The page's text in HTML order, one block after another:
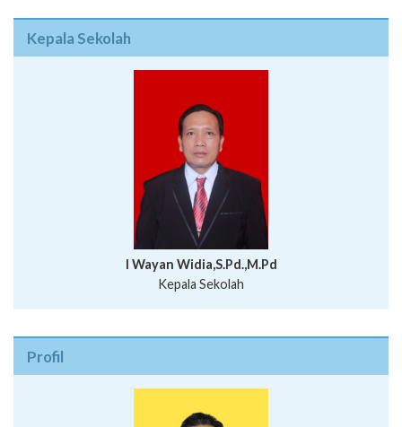
Kepala Sekolah
I Wayan Widia,S.Pd.,M.Pd
Kepala Sekolah
Profil